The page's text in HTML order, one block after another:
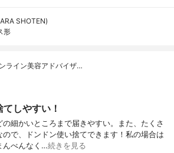
SHOTEN)
形
ライン美容アドバイザ…
しやすい！
細かいところまで届きやすい。また、たくさ
ので、ドンドン使い捨てできます！私の場合は
んべんなく…続きを見る